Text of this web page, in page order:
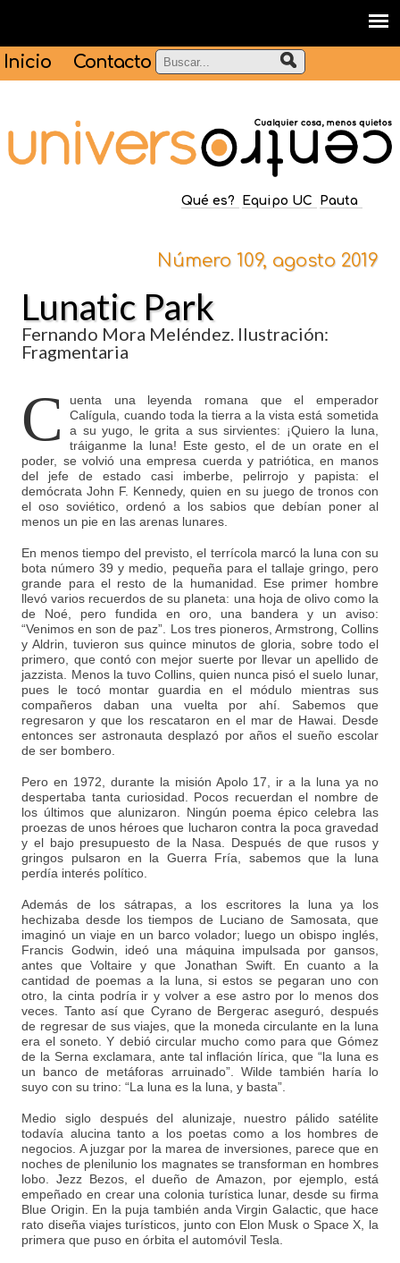
Inicio Contacto
Qué es? Equipo UC Pauta
Número 109, agosto 2019
Lunatic Park
Fernando Mora Meléndez. Ilustración:
Fragmentaria
C
uenta una leyenda romana que el emperador
Calígula, cuando toda la tierra a la vista está sometida
a su yugo, le grita a sus sirvientes: ¡Quiero la luna,
tráiganme la luna! Este gesto, el de un orate en el
poder, se volvió una empresa cuerda y patriótica, en manos
del jefe de estado casi imberbe, pelirrojo y papista: el
demócrata John F. Kennedy, quien en su juego de tronos con
el oso soviético, ordenó a los sabios que debían poner al
menos un pie en las arenas lunares.
En menos tiempo del previsto, el terrícola marcó la luna con su
bota número 39 y medio, pequeña para el tallaje gringo, pero
grande para el resto de la humanidad. Ese primer hombre
llevó varios recuerdos de su planeta: una hoja de olivo como la
de Noé, pero fundida en oro, una bandera y un aviso:
“Venimos en son de paz”. Los tres pioneros, Armstrong, Collins
y Aldrin, tuvieron sus quince minutos de gloria, sobre todo el
primero, que contó con mejor suerte por llevar un apellido de
jazzista. Menos la tuvo Collins, quien nunca pisó el suelo lunar,
pues le tocó montar guardia en el módulo mientras sus
compañeros daban una vuelta por ahí. Sabemos que
regresaron y que los rescataron en el mar de Hawai. Desde
entonces ser astronauta desplazó por años el sueño escolar
de ser bombero.
Pero en 1972, durante la misión Apolo 17, ir a la luna ya no
despertaba tanta curiosidad. Pocos recuerdan el nombre de
los últimos que alunizaron. Ningún poema épico celebra las
proezas de unos héroes que lucharon contra la poca gravedad
y el bajo presupuesto de la Nasa. Después de que rusos y
gringos pulsaron en la Guerra Fría, sabemos que la luna
perdía interés político.
Además de los sátrapas, a los escritores la luna ya los
hechizaba desde los tiempos de Luciano de Samosata, que
imaginó un viaje en un barco volador; luego un obispo inglés,
Francis Godwin, ideó una máquina impulsada por gansos,
antes que Voltaire y que Jonathan Swift. En cuanto a la
cantidad de poemas a la luna, si estos se pegaran uno con
otro, la cinta podría ir y volver a ese astro por lo menos dos
veces. Tanto así que Cyrano de Bergerac aseguró, después
de regresar de sus viajes, que la moneda circulante en la luna
era el soneto. Y debió circular mucho como para que Gómez
de la Serna exclamara, ante tal inflación lírica, que “la luna es
un banco de metáforas arruinado”. Wilde también haría lo
suyo con su trino: “La luna es la luna, y basta”.
Medio siglo después del alunizaje, nuestro pálido satélite
todavía alucina tanto a los poetas como a los hombres de
negocios. A juzgar por la marea de inversiones, parece que en
noches de plenilunio los magnates se transforman en hombres
lobo. Jezz Bezos, el dueño de Amazon, por ejemplo, está
empeñado en crear una colonia turística lunar, desde su firma
Blue Origin. En la puja también anda Virgin Galactic, que hace
rato diseña viajes turísticos, junto con Elon Musk o Space X, la
primera que puso en órbita el automóvil Tesla.